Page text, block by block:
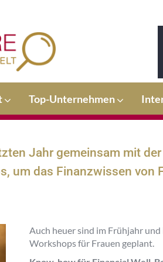
Top-Unternehmen
Jahr gemeinsam mit
um das Finanzwissen von
Auch heuer sind im Frühjahr
Workshops für Frauen geplant.